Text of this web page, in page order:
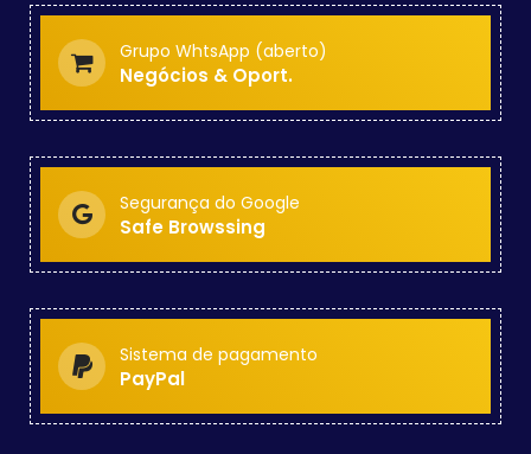
Grupo WhtsApp (aberto)
Negócios & Oport.
Segurança do Google
Safe Browssing
Sistema de pagamento
PayPal